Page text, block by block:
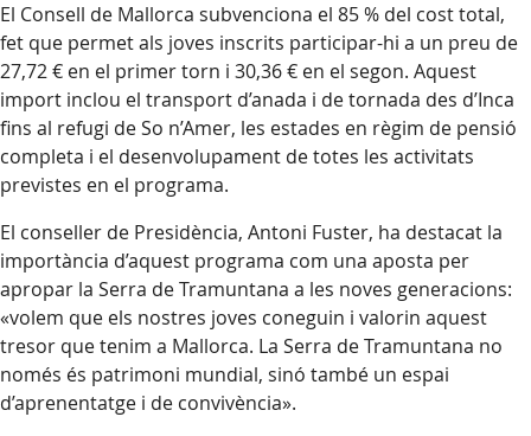
El Consell de Mallorca subvenciona el 85 % del cost total,
fet que permet als joves inscrits participar-hi a un preu de
27,72 € en el primer torn i 30,36 € en el segon. Aquest
import inclou el transport d’anada i de tornada des d’Inca
fins al refugi de So n’Amer, les estades en règim de pensió
completa i el desenvolupament de totes les activitats
previstes en el programa.
El conseller de Presidència, Antoni Fuster, ha destacat la
importància d’aquest programa com una aposta per
apropar la Serra de Tramuntana a les noves generacions:
«volem que els nostres joves coneguin i valorin aquest
tresor que tenim a Mallorca. La Serra de Tramuntana no
només és patrimoni mundial, sinó també un espai
d’aprenentatge i de convivència».